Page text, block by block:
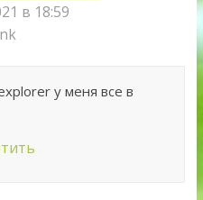
в 18:59
у меня все в